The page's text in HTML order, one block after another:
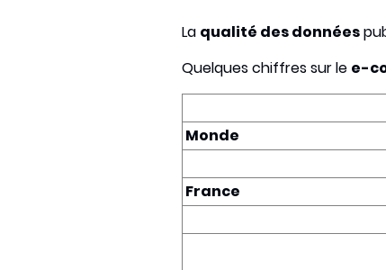
La qualité des données
Quelques chiffres sur le e-
Monde
France